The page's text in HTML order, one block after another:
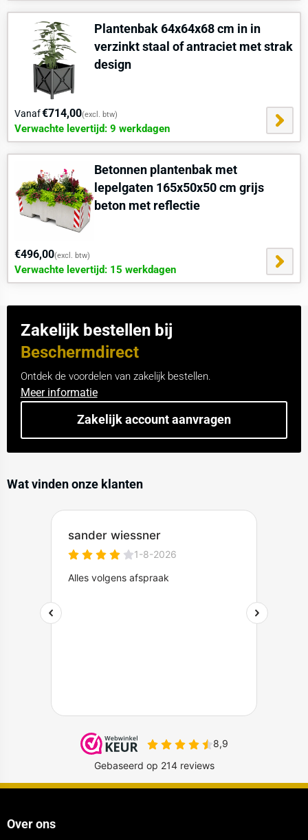
openbare pleinen, winkelcentra, bedrijfspanden en
overheidsgebouwen voor afbakening, verkeersgeleiding of
bescherming tegen ramkraken.
Functionele toepassing in openbare en
industriële ruimtes
Deze betonnen plantenbak is ideaal voor strategische plaatsing in
stedelijke omgevingen, bij entrees van gebouwen of op pleinen.
Dankzij de massieve constructie en het praktische ontwerp vormt
deze plantenbak een visueel aantrekkelijke én functionele
oplossing voor uiteenlopende omgevingen.
Hulpofadviesnodig voor plaatsing? vraag direct
locatiescan
aan.
Plantenbak 64x64x68 cm in in
verzinkt staal of antraciet met strak
design
Vanaf€714,00(excl. btw)
Verwachte levertijd: 9 werkdagen
Betonnen plantenbak met
lepelgaten 165x50x50 cm grijs
beton met reflectie
€496,00(excl. btw)
Verwachte levertijd: 15 werkdagen
Zakelijk bestellen bij
Beschermdirect
Ontdek de voordelen van zakelijk bestellen.
Meer informatie
Zakelijk account aanvragen
Wat vinden onze klanten
Over ons